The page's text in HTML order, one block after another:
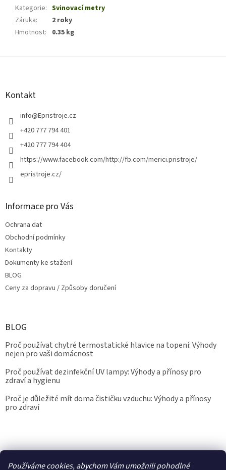
Používáme cookies, abychom Vám umožnili pohodlné
Kategorie: Svinovací metry
Záruka:
2 roky
Hmotnost: 0.35 kg
Z
Kontakt
info@Epristroje.cz
+420 777 794 401
+420 777 794 404
https://www.facebook.com/http://fb.com/merici.pristroje/
epristroje.cz/
Informace pro Vás
Ochrana dat
Obchodní podmínky
Kontakty
Dokumenty ke stažení
BLOG
Ceny za dopravu / Způsoby doručení
BLOG
Proč používat chytré termostatické hlavice na topení: Výhody
nejen pro vaši domácnost
Proč používat dezinfekční UV lampy: Výhody a přínosy pro
zdraví a hygienu
Proč je důležité mít doma čističku vzduchu: Výhody a přínosy
pro zdraví